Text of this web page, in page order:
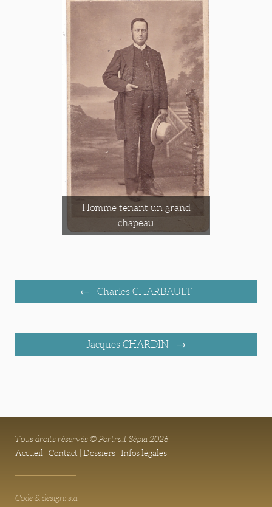
Homme tenant un grand
chapeau
Charles CHARBAULT
Jacques CHARDIN
Tous droits réservés © Portrait Sépia 2026
Accueil | Contact | Dossiers | Infos légales
Code & design: s.a